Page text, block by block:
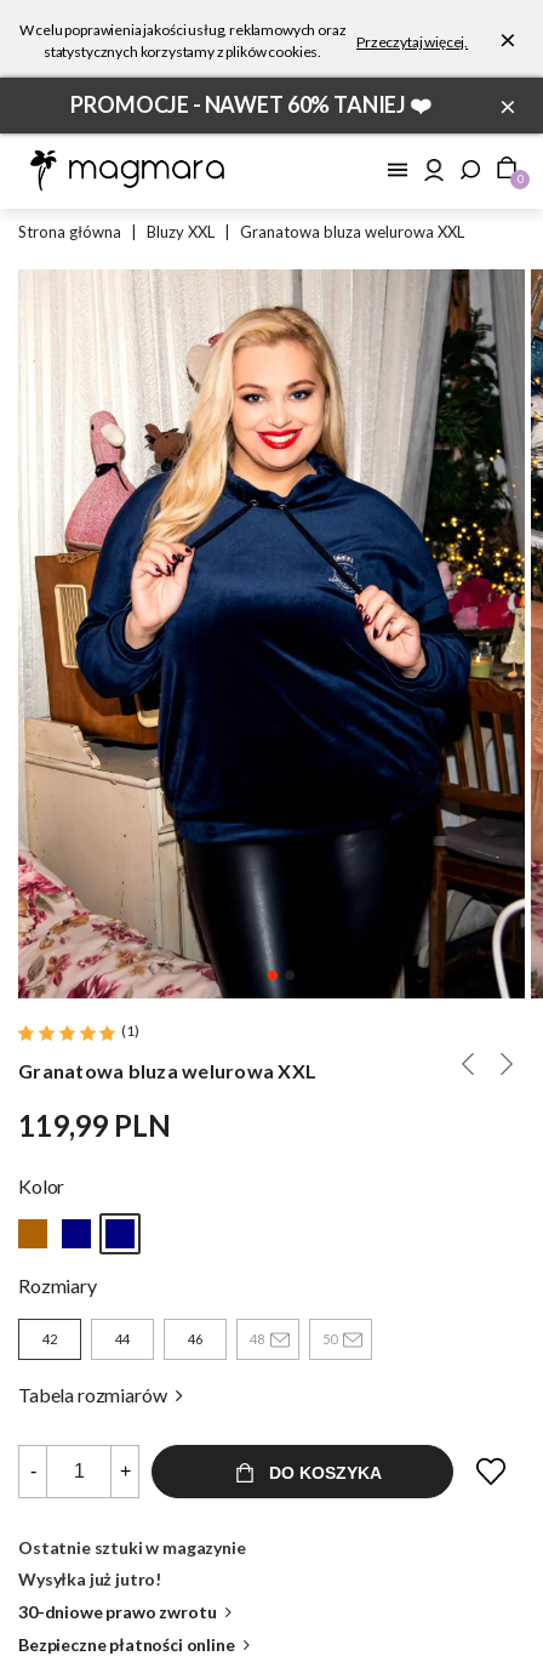
W celu poprawienia jakości usług, reklamowych oraz
statystycznych korzystamy z plików cookies.
Przeczytaj więcej. ×
PROMOCJE - NAWET 60% TANIEJ ❤️ ×
0
Strona główna Bluzy XXL Granatowa bluza welurowa XXL
(1)
Granatowa bluza welurowa XXL
119,99 PLN
Kolor
Rozmiary
42 44 46 48 50
Tabela rozmiarów
- + DO KOSZYKA
Ostatnie sztuki w magazynie
Wysyłka już jutro!
30-dniowe prawo zwrotu
Bezpieczne płatności online